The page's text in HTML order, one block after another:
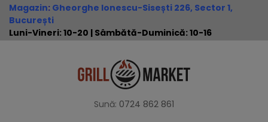
Magazin: Gheorghe Ionescu-Sisești 226, Sector 1,
București
Luni-Vineri: 10-20 | Sâmbătă-Duminică: 10-16
Sună: 0724 862 861